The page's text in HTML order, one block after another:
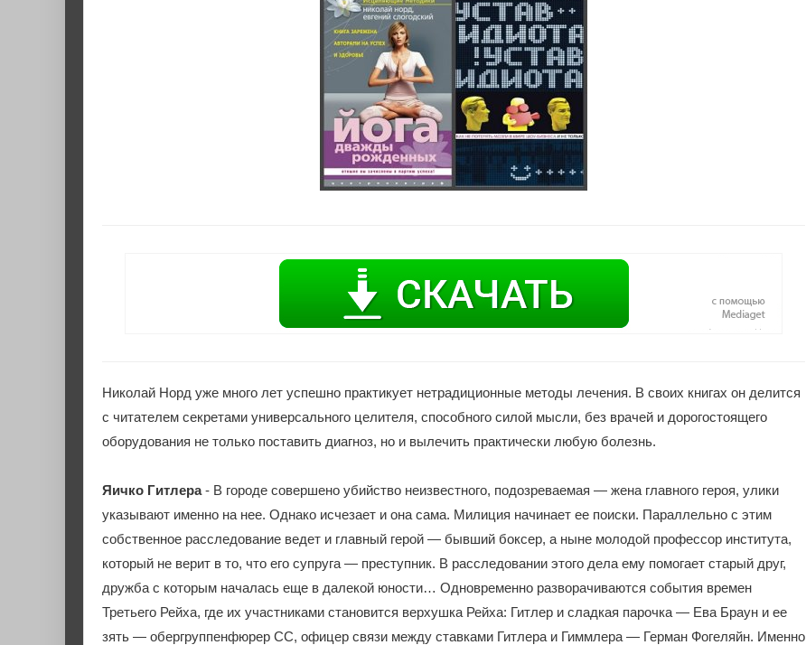
Николай Норд уже много лет успешно практикует нетрадиционные методы лечения. В своих книгах он делится
с читателем секретами универсального целителя, способного силой мысли, без врачей и дорогостоящего
оборудования не только поставить диагноз, но и вылечить практически любую болезнь.
Яичко Гитлера- В городе совершено убийство неизвестного, подозреваемая — жена главного героя, улики
указывают именно на нее. Однако исчезает и она сама. Милиция начинает ее поиски. Параллельно с этим
собственное расследование ведет и главный герой — бывший боксер, а ныне молодой профессор института,
который не верит в то, что его супруга — преступник. В расследовании этого дела ему помогает старый друг,
дружба с которым началась еще в далекой юности… Одновременно разворачиваются события времен
Третьего Рейха, где их участниками становится верхушка Рейха: Гитлер и сладкая парочка — Ева Браун и ее
зять — обергруппенфюрер СС, офицер связи между ставками Гитлера и Гиммлера — Герман Фогеляйн. Именно